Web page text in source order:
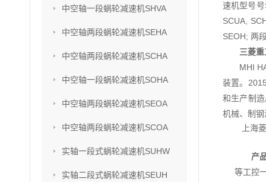
中空轴一段蜗轮减速机SHVA
中空轴两段蜗轮减速机SEHA
中空轴两段蜗轮减速机SCHA
中空轴一段蜗轮减速机SOHA
中空轴两段蜗轮减速机SEOA
中空轴两段蜗轮减速机SCOA
实轴一段式蜗轮减速机SUHW
实轴二段式蜗轮减速机SEUH
速机型号
SCUA,
SEOH; 两
三菱
MHI
装置。
和生产制
机械、制
上海
产
等工控